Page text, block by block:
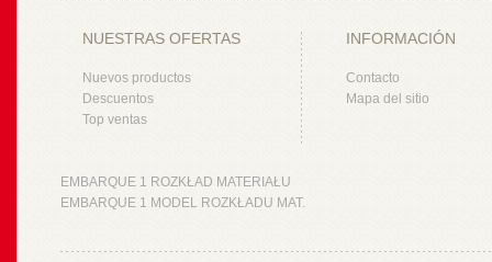
NUESTRAS OFERTAS
Nuevos productos
Descuentos
Top ventas
INFORMACIÓN
Contacto
Mapa del sitio
EMBARQUE 1 ROZKŁAD MATERIAŁU
EMBARQUE 1 MODEL ROZKŁADU MAT.